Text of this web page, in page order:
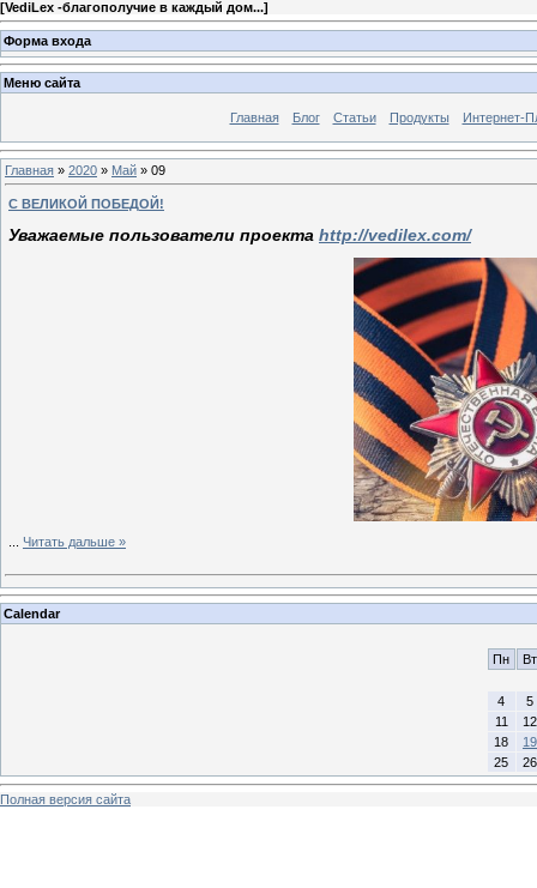
[VediLex -благополучие в каждый дом...]
Форма входа
Меню сайта
Главная Блог Статьи Продукты Интернет-
Главная » 2020 » Май » 09
С ВЕЛИКОЙ ПОБЕДОЙ!
Уважаемые пользователи проекта http://vedilex.com/
Читать дальше »
Calendar
Пн Вт
4
5
11
12
18
19
25
26
Полная версия сайта